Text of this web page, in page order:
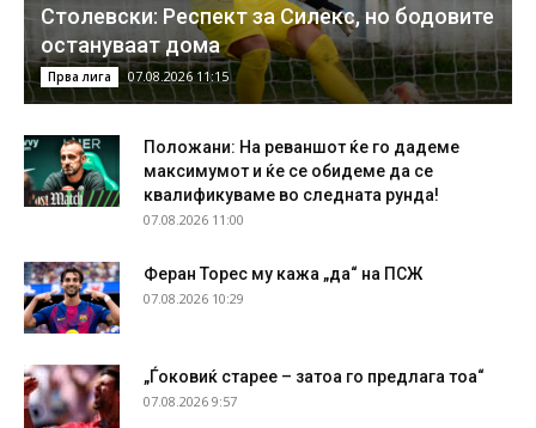
Столевски: Респект за Силекс, но бодовите
остануваат дома
Прва лига 07.08.2026 11:15
Положани: На реваншот ќе го дадеме
максимумот и ќе се обидеме да се
квалификуваме во следната рунда!
07.08.2026 11:00
Феран Торес му кажа „да“ на ПСЖ
07.08.2026 10:29
„Ѓоковиќ старее – затоа го предлага тоа“
07.08.2026 9:57